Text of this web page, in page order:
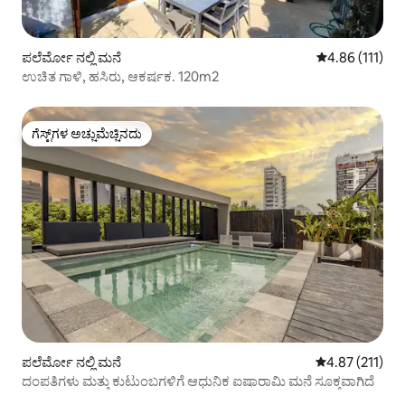
ಪಲೆರ್ಮೋ ನಲ್ಲಿ ಮನೆ 5 ರಲ್ಲಿ 4.86
4.86 (111)
ಉಚಿತ ಗಾಳಿ, ಹಸಿರು, ಆಕರ್ಷಕ. 120m2
ಗೆಸ್ಟ್‌ಗಳ ಅಚ್ಚುಮೆಚ್ಚಿನದು
ಗೆಸ್ಟ್‌ಗಳ ಅಚ್ಚುಮೆಚ್ಚಿನದು
ಪಲೆರ್ಮೋ ನಲ್ಲಿ ಮನೆ 5 ರಲ್ಲಿ 4.87
4.87 (211)
ದಂಪತಿಗಳು ಮತ್ತು ಕುಟುಂಬಗಳಿಗೆ ಆಧುನಿಕ ಐಷಾರಾಮಿ ಮನೆ ಸೂಕ್ತವಾಗಿದೆ